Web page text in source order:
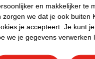
je deskundig advies krijgt
en makkelijker te
zorgen we dat je ook buiten
je accepteert. Je kunt
we je gegevens verwerken